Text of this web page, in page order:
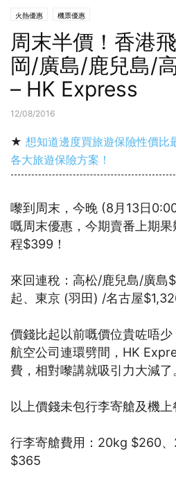
火熱優惠 機票優惠
周末半價！香港
岡/廣島/鹿兒島/
– HK Express
12/08/2016
★ 想知道邊度買旅遊保險性價
各大旅遊保險方案！
嚟到周末，今晚 (8月13日
嘅周末優惠，今期賣番上期
程$399！
來回連稅：高松/鹿兒島/廣島
起、東京 (羽田) /名古屋
價錢比起以前嘅價位貴咗唔
航空公司連環劈間，HK
費，相對嚟講就吸引力大減了
以上價錢未包行李寄艙及機上
行李寄艙費用：20kg $260
$365